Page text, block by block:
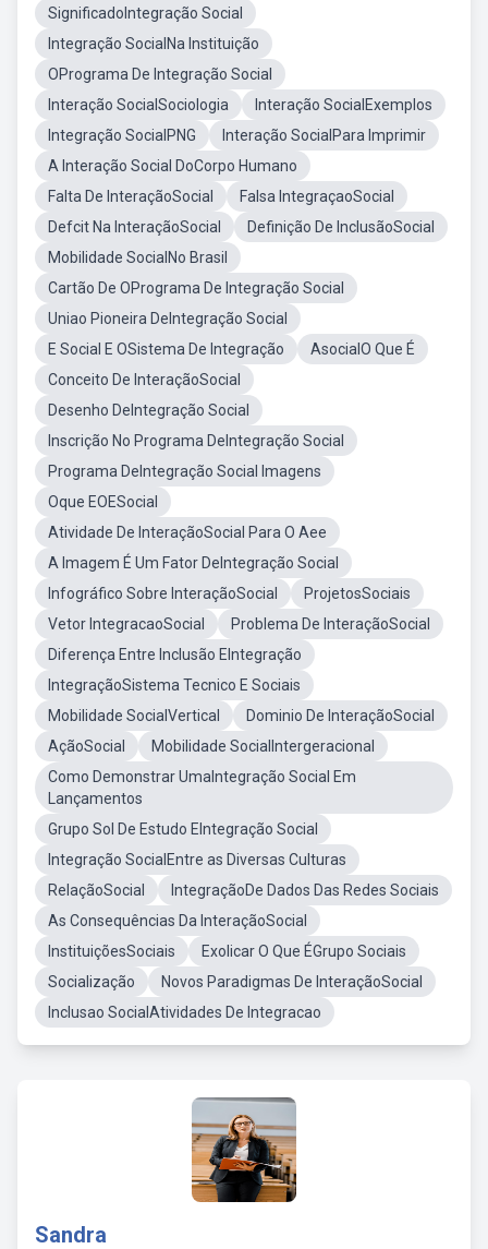
SignificadoIntegração Social
Integração SocialNa Instituição
OPrograma De Integração Social
Interação SocialSociologia
Interação SocialExemplos
Integração SocialPNG
Interação SocialPara Imprimir
A Interação Social DoCorpo Humano
Falta De InteraçãoSocial
Falsa IntegraçaoSocial
Defcit Na InteraçãoSocial
Definição De InclusãoSocial
Mobilidade SocialNo Brasil
Cartão De OPrograma De Integração Social
Uniao Pioneira DeIntegração Social
E Social E OSistema De Integração
AsocialO Que É
Conceito De InteraçãoSocial
Desenho DeIntegração Social
Inscrição No Programa DeIntegração Social
Programa DeIntegração Social Imagens
Oque EOESocial
Atividade De InteraçãoSocial Para O Aee
A Imagem É Um Fator DeIntegração Social
Infográfico Sobre InteraçãoSocial
ProjetosSociais
Vetor IntegracaoSocial
Problema De InteraçãoSocial
Diferença Entre Inclusão EIntegração
IntegraçãoSistema Tecnico E Sociais
Mobilidade SocialVertical
Dominio De InteraçãoSocial
AçãoSocial
Mobilidade SocialIntergeracional
Como Demonstrar UmaIntegração Social Em
Lançamentos
Grupo Sol De Estudo EIntegração Social
Integração SocialEntre as Diversas Culturas
RelaçãoSocial
IntegraçãoDe Dados Das Redes Sociais
As Consequências Da InteraçãoSocial
InstituiçõesSociais
Exolicar O Que ÉGrupo Sociais
Socialização
Novos Paradigmas De InteraçãoSocial
Inclusao SocialAtividades De Integracao
Sandra